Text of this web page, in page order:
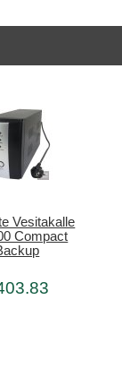
Vesitakalle
Compact